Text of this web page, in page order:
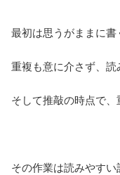
最初は思うがままに書
重複も意に介さず、読
そして推敲の時点で、
その作業は読みやす